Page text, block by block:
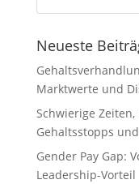
Neueste
Marktwerte und
Schwierige Zeiten,
Gehaltsstopps
Gender Pay Gap:
Leadership-Vorteil